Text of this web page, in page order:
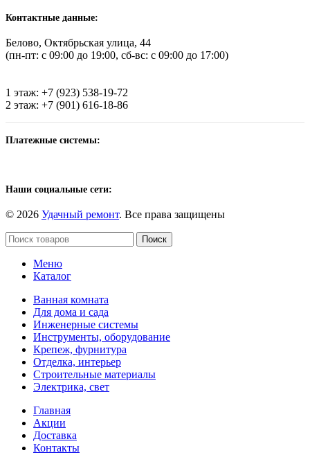
Контактные данные:
Белово, Октябрьская улица, 44
(пн-пт: с 09:00 до 19:00, сб-вс: с 09:00 до 17:00)
1 этаж: +7 (923) 538-19-72
2 этаж: +7 (901) 616-18-86
Платежные системы:
Наши социальные сети:
© 2026 Удачный ремонт. Все права защищены
Поиск
Меню
Каталог
Ванная комната
Для дома и сада
Инженерные системы
Инструменты, оборудование
Крепеж, фурнитура
Отделка, интерьер
Строительные материалы
Электрика, свет
Главная
Акции
Доставка
Контакты